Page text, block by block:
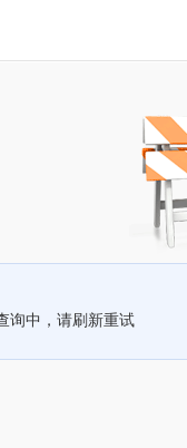
询中，请刷新重试